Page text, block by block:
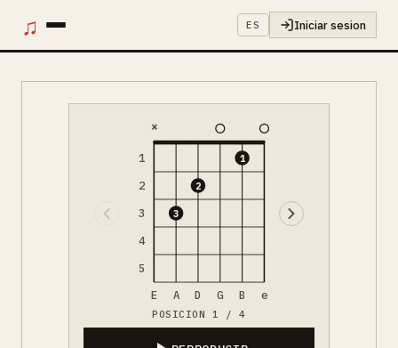
♫ ES Iniciar sesion
1
2
3
4
5
×
3
2
1
E A D G B e
POSICION 1 / 4